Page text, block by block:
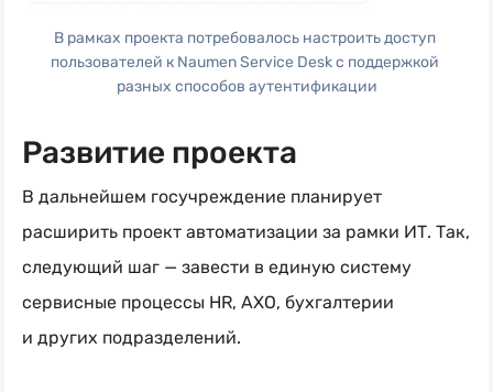
В рамках проекта потребовалось настроить доступ
пользователей к Naumen Service Desk с поддержкой
разных способов аутентификации
Развитие проекта
В дальнейшем госучреждение планирует
расширить проект автоматизации за рамки ИТ. Так,
следующий шаг — завести в единую систему
сервисные процессы HR, АХО, бухгалтерии
и других подразделений.